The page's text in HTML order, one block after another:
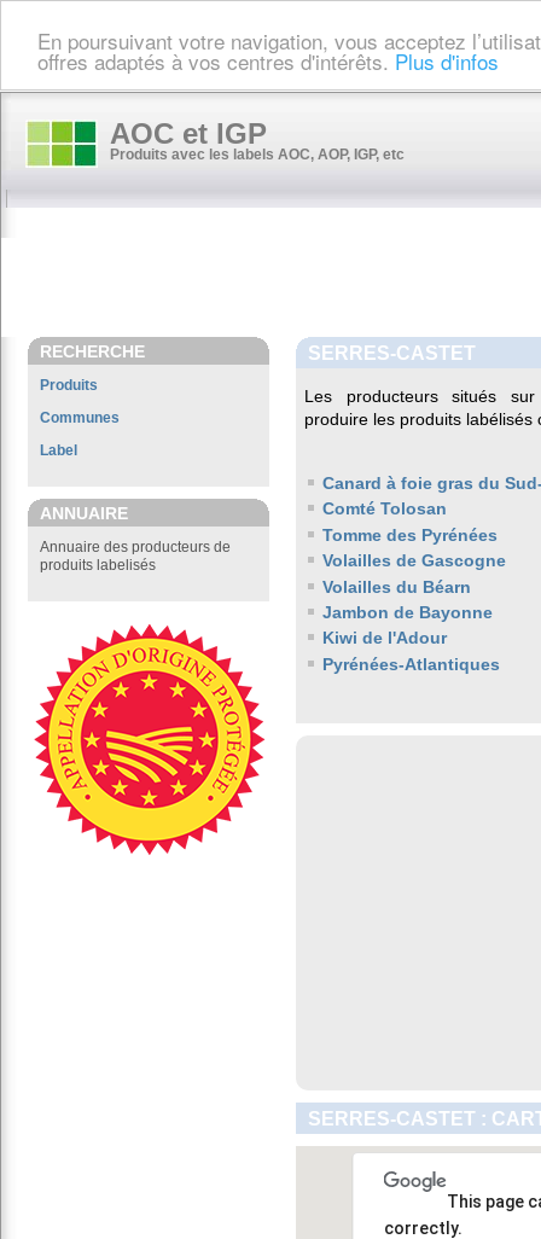
En poursuivant votre navigation, vous acceptez
offres adaptés à vos centres d'intérêts. Plus d'infos
AOC et IGP
Produits avec les labels AOC, AOP, IGP, etc
RECHERCHE
Produits
Communes
Label
ANNUAIRE
Annuaire des producteurs de
produits labelisés
SERRES-CASTET
Les producteurs situés
produire les produits labélisés
Canard à foie gras du
Comté Tolosan
Tomme des Pyrénées
Volailles de Gascogne
Volailles du Béarn
Jambon de Bayonne
Kiwi de l'Adour
Pyrénées-Atlantiques
SERRES-CASTET :
This page
correctly.